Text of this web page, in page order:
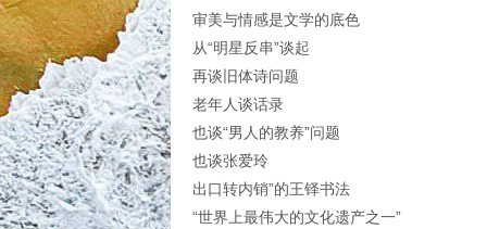
审美与情感是文学的底色
从“明星反串”谈起
再谈旧体诗问题
老年人谈话录
也谈“男人的教养”问题
也谈张爱玲
出口转内销”的王铎书法
“世界上最伟大的文化遗产之一”